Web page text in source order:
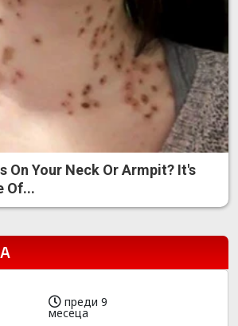
On Your Neck Or Armpit? It's
Of...
преди 9
месеца